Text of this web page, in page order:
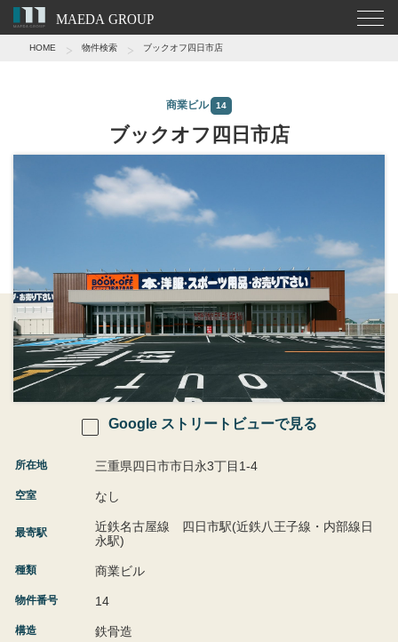
HOME 物件検索 ブックオフ四日市店
商業ビル 14
ブックオフ四日市店
Google ストリートビューで見る
所在地 三重県四日市市日永3丁目1-4
空室 なし
最寄駅
近鉄名古屋線 四日市駅(近鉄八王子線・内部線日
永駅)
種類 商業ビル
物件番号 14
構造 鉄骨造